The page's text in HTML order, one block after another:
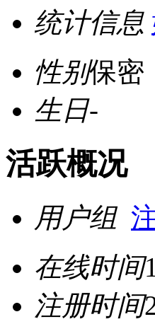
统计信息
性别保密
生日-
活跃概况
用户组
在线时间
注册时间